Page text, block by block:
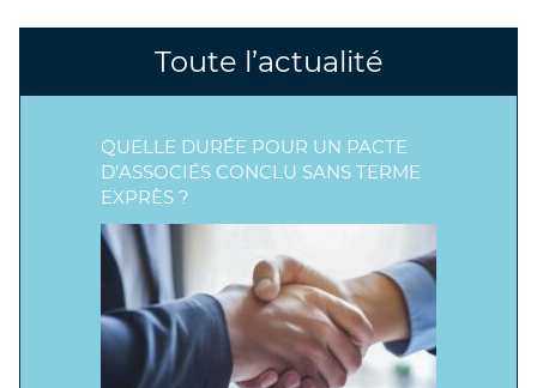
Toute l’actualité
QUELLE DURÉE POUR UN PACTE
D’ASSOCIÉS CONCLU SANS TERME
EXPRÈS ?